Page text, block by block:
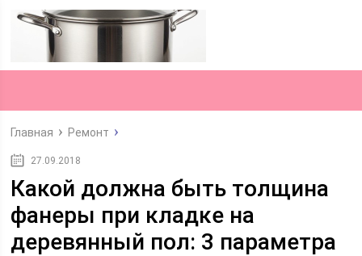
Главная Ремонт
27.09.2018
Какой должна быть толщина
фанеры при кладке на
деревянный пол: 3 параметра